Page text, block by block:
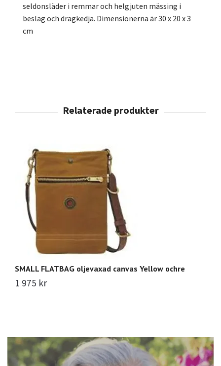
seldonsläder i remmar och helgjuten mässing i
beslag och dragkedja. Dimensionerna är 30 x 20 x 3
cm
SMALL FLATBAG oljevaxad canvas Yellow ochre
1 975 kr